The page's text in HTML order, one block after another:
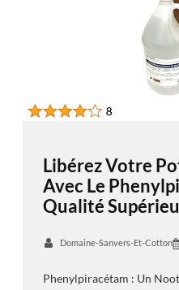
Libérez Votre
Avec Le
Qualité
Domaine-Sanvers-Et-Cotton
Phenylpiracétam : Un